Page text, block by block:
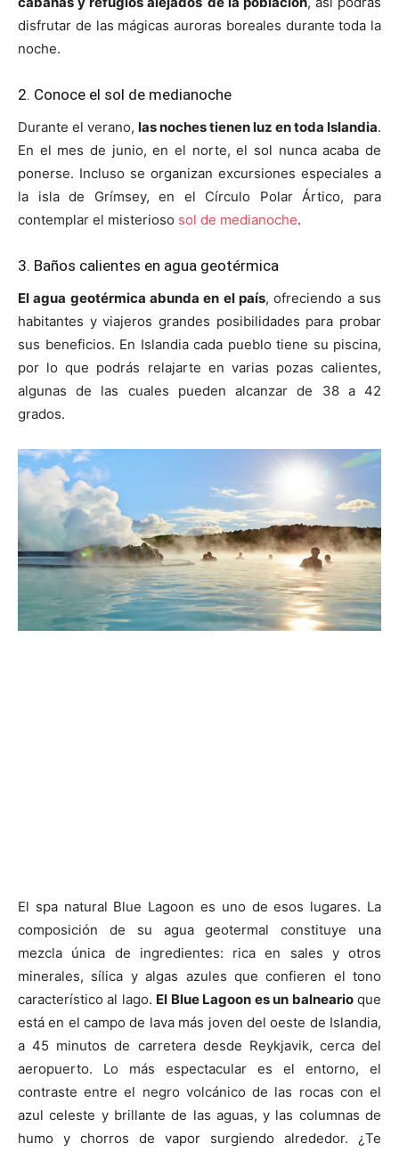
disfrutar de las mágicas auroras boreales durante toda la
noche.
2. Conoce el sol de medianoche
Durante el verano, las noches tienen luz en toda Islandia.
En el mes de junio, en el norte, el sol nunca acaba de
ponerse. Incluso se organizan excursiones especiales a
la isla de Grímsey, en el Círculo Polar Ártico, para
contemplar el misterioso sol de medianoche.
3. Baños calientes en agua geotérmica
El agua geotérmica abunda en el país, ofreciendo a sus
habitantes y viajeros grandes posibilidades para probar
sus beneficios. En Islandia cada pueblo tiene su piscina,
por lo que podrás relajarte en varias pozas calientes,
algunas de las cuales pueden alcanzar de 38 a 42
grados.
El spa natural Blue Lagoon es uno de esos lugares. La
composición de su agua geotermal constituye una
mezcla única de ingredientes: rica en sales y otros
minerales, sílica y algas azules que confieren el tono
característico al lago. El Blue Lagoon es un balnearioque
está en el campo de lava más joven del oeste de Islandia,
a 45 minutos de carretera desde Reykjavik, cerca del
aeropuerto. Lo más espectacular es el entorno, el
contraste entre el negro volcánico de las rocas con el
azul celeste y brillante de las aguas, y las columnas de
humo y chorros de vapor surgiendo alrededor. ¿Te